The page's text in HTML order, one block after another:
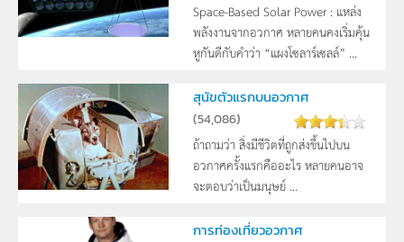
Space-Based Solar Power : แหล่ง
พลังงานจากอวกาศ หลายคนคงเริ่มคุ้น
หูกันดีกับคำว่า “แผงโซลาร์เซลล์” ...
สุนัขตัวแรกบนอวกาศ
(54,086)
ถ้าถามว่า สิ่งมีชีวิตที่ถูกส่งขึ้นไปบน
อวกาศครั้งแรกคืออะไร หลายคนอาจ
จะตอบว่าเป็นมนุษย์ ...
การท่องเที่ยวอวกาศ